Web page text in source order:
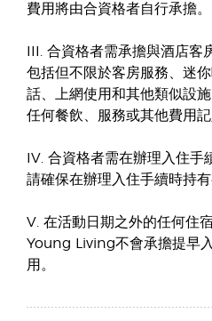
費用將由合資格者自行承擔。
III. 合資格者需承擔與酒店客
包括但不限於客房服務、迷
話、上網使用和其他類似設
任何餐飲、服務或其他費用記
IV. 合資格者需在辦理入住手
請確保在辦理入住手續時持有
V. 在活動日期之外的任何住
Young Living不會承擔提早
用。